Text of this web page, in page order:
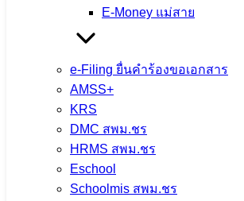
E-Money แม่สาย
e-Filing ยื่นคำร้องขอเอกสาร
AMSS+
KRS
DMC สพม.ชร
HRMS สพม.ชร
Eschool
Schoolmis สพม.ชร
รายงานผลตามนโยบาย No
29 มิถุนายน 2023
จำนวนผู้ชม: 3,012